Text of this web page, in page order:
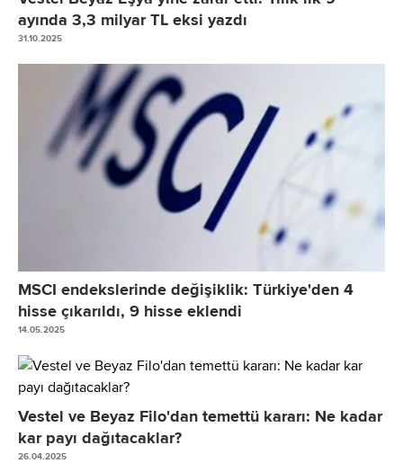
Kardan Ayrılan Kısıtlanmış Yedekler
Net Dönem Karı/Zararı
KONTROL GÜCÜ OLMAYAN PAYLAR
TOPLAM KAYNAKLAR
ayında 3,3 milyar TL eksi yazdı
31.10.2025
MSCI endekslerinde değişiklik: Türkiye'den 4
hisse çıkarıldı, 9 hisse eklendi
14.05.2025
Vestel ve Beyaz Filo'dan temettü kararı: Ne kadar
kar payı dağıtacaklar?
26.04.2025